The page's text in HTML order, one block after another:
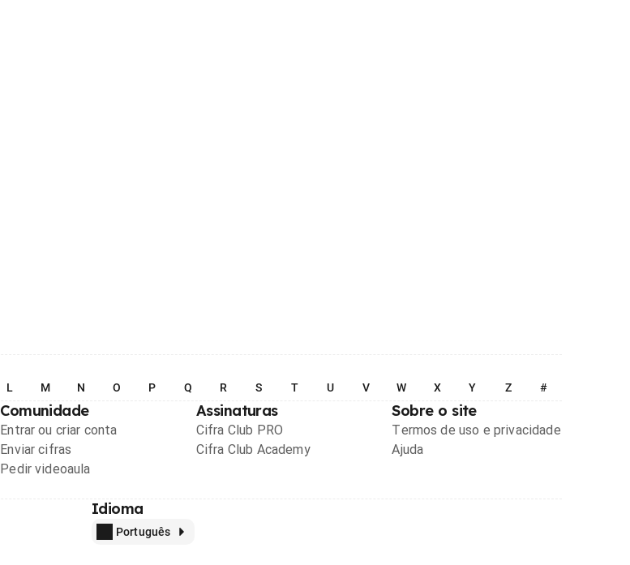
L M N O P Q R S T U V W X Y Z #
Comunidade
Entrar ou criar conta
Enviar cifras
Pedir videoaula
Assinaturas
Cifra Club PRO
Cifra Club Academy
Sobre o site
Termos de uso e privacidade
Ajuda
Idioma
Português